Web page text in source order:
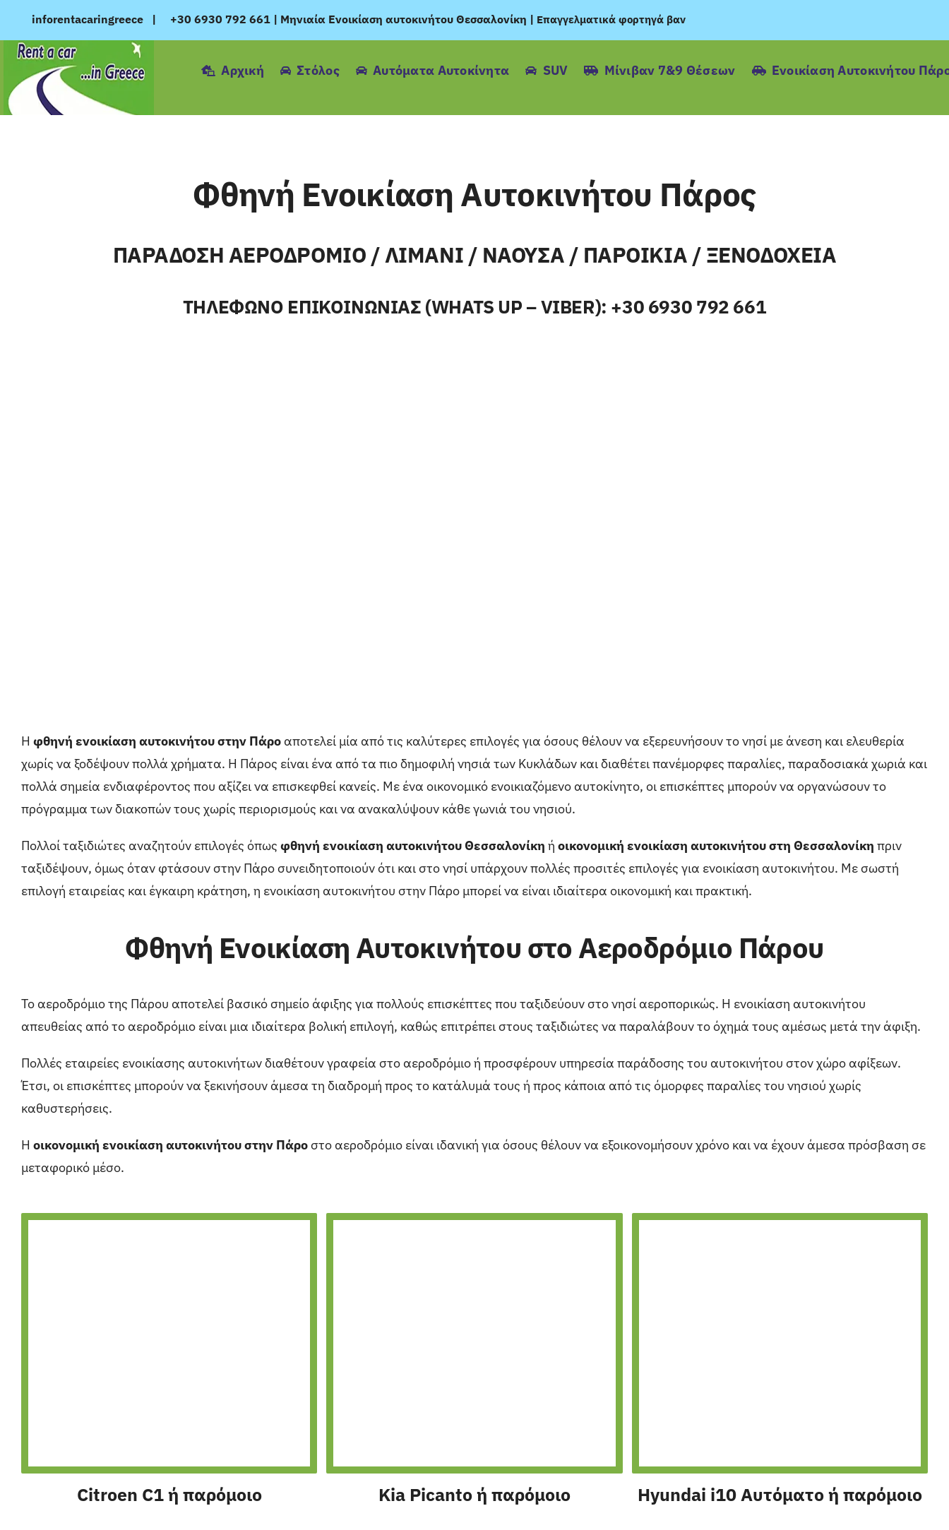
περιεχόμενο
inforentacaringreece | +30 6930 792 661 | Μηνιαία Ενοικίαση αυτοκινήτου Θεσσαλονίκη | Επαγγελματικά φορτηγά βαν
Αρχική Στόλος Αυτόματα Αυτοκίνητα SUV Μίνιβαν 7&9 Θέσεων Ενοικίαση Αυτοκινήτου
Φθηνή Ενοικίαση Αυτοκινήτου Πάρος
ΠΑΡΑΔΟΣΗ ΑΕΡΟΔΡΟΜΙΟ / ΛΙΜΑΝΙ / ΝΑΟΥΣΑ / ΠΑΡΟΙΚΙΑ / ΞΕΝΟΔΟΧΕΙΑ
ΤΗΛΕΦΩΝΟ ΕΠΙΚΟΙΝΩΝΙΑΣ (WHATS UP – VIBER): +30 6930 792 661
Η φθηνή ενοικίαση αυτοκινήτου στην Πάροαποτελεί μία από τις καλύτερες επιλογές για όσους θέλουν να εξερευνήσουν το νησί με άνεση και ελευθερία
χωρίς να ξοδέψουν πολλά χρήματα. Η Πάρος είναι ένα από τα πιο δημοφιλή νησιά των Κυκλάδων και διαθέτει πανέμορφες παραλίες, παραδοσιακά χωριά και
πολλά σημεία ενδιαφέροντος που αξίζει να επισκεφθεί κανείς. Με ένα οικονομικό ενοικιαζόμενο αυτοκίνητο, οι επισκέπτες μπορούν να οργανώσουν το
πρόγραμμα των διακοπών τους χωρίς περιορισμούς και να ανακαλύψουν κάθε γωνιά του νησιού.
Πολλοί ταξιδιώτες αναζητούν επιλογές όπως φθηνή ενοικίαση αυτοκινήτου Θεσσαλονίκη ή οικονομική ενοικίαση αυτοκινήτου στη Θεσσαλονίκη πριν
ταξιδέψουν, όμως όταν φτάσουν στην Πάρο συνειδητοποιούν ότι και στο νησί υπάρχουν πολλές προσιτές επιλογές για ενοικίαση αυτοκινήτου. Με σωστή
επιλογή εταιρείας και έγκαιρη κράτηση, η ενοικίαση αυτοκινήτου στην Πάρο μπορεί να είναι ιδιαίτερα οικονομική και πρακτική.
Φθηνή Ενοικίαση Αυτοκινήτου στο Αεροδρόμιο Πάρου
Το αεροδρόμιο της Πάρου αποτελεί βασικό σημείο άφιξης για πολλούς επισκέπτες που ταξιδεύουν στο νησί αεροπορικώς. Η ενοικίαση αυτοκινήτου
απευθείας από το αεροδρόμιο είναι μια ιδιαίτερα βολική επιλογή, καθώς επιτρέπει στους ταξιδιώτες να παραλάβουν το όχημά τους αμέσως μετά την άφιξη.
Πολλές εταιρείες ενοικίασης αυτοκινήτων διαθέτουν γραφεία στο αεροδρόμιο ή προσφέρουν υπηρεσία παράδοσης του αυτοκινήτου στον χώρο αφίξεων.
Έτσι, οι επισκέπτες μπορούν να ξεκινήσουν άμεσα τη διαδρομή προς το κατάλυμά τους ή προς κάποια από τις όμορφες παραλίες του νησιού χωρίς
καθυστερήσεις.
Η οικονομική ενοικίαση αυτοκινήτου στην Πάροστο αεροδρόμιο είναι ιδανική για όσους θέλουν να εξοικονομήσουν χρόνο και να έχουν άμεσα πρόσβαση σε
μεταφορικό μέσο.
Citroen C1 ή παρόμοιο Kia Picanto ή παρόμοιο Hyundai i10 Αυτόματο ή παρόμοιο